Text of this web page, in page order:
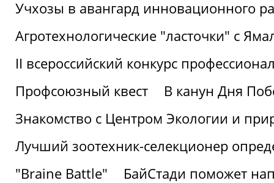
Учхозы в авангард инновационного
Агротехнологические "ласточки" с
II всероссийский конкурс
Профсоюзный квест
В канун Дня
Знакомство с Центром Экологии и
Лучший зоотехник-селекционер
"Braine Battle"
БайСтади поможет